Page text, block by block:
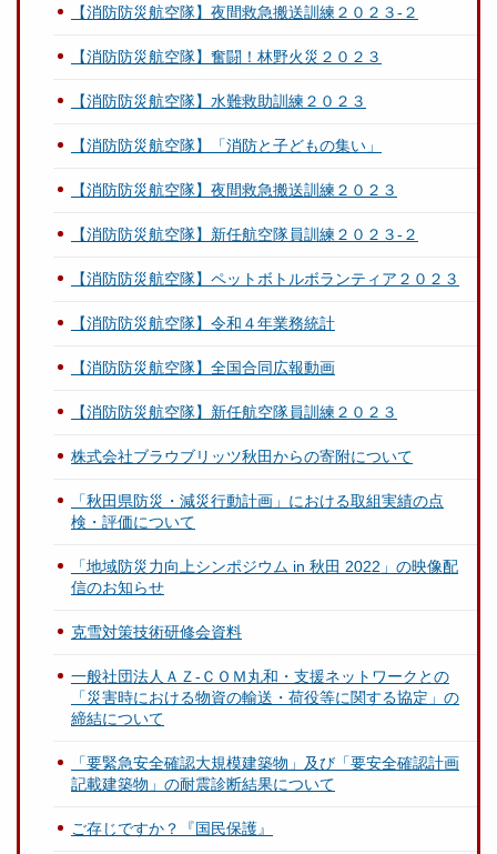
【消防防災航空隊】夜間救急搬送訓練２０２３‐２
【消防防災航空隊】奮闘！林野火災２０２３
【消防防災航空隊】水難救助訓練２０２３
【消防防災航空隊】「消防と子どもの集い」
【消防防災航空隊】夜間救急搬送訓練２０２３
【消防防災航空隊】新任航空隊員訓練２０２３-２
【消防防災航空隊】ペットボトルボランティア２０２３
【消防防災航空隊】令和４年業務統計
【消防防災航空隊】全国合同広報動画
【消防防災航空隊】新任航空隊員訓練２０２３
株式会社ブラウブリッツ秋田からの寄附について
「秋田県防災・減災行動計画」における取組実績の点
検・評価について
「地域防災力向上シンポジウム in 秋田 2022」の映像配
信のお知らせ
克雪対策技術研修会資料
一般社団法人ＡＺ-ＣＯＭ丸和・支援ネットワークとの
「災害時における物資の輸送・荷役等に関する協定」の
締結について
「要緊急安全確認大規模建築物」及び「要安全確認計画
記載建築物」の耐震診断結果について
ご存じですか？『国民保護』